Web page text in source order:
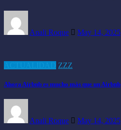
Anali Roque May 14, 2025
ZZZ
Ahora Airbnb es mucho más que un Airbnb
Anali Roque
May 14, 2025